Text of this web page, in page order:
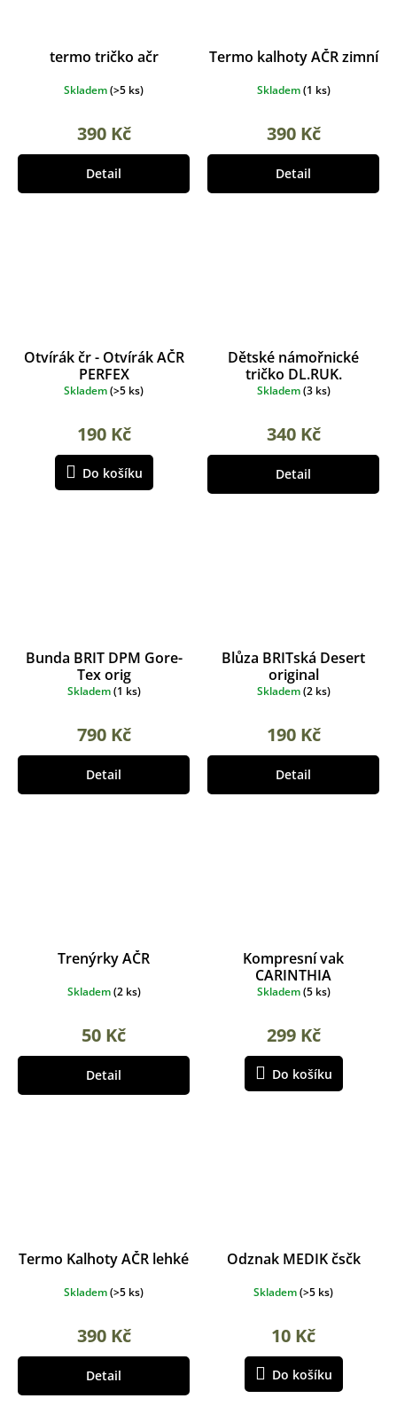
termo tričko ačr
Skladem(>5 ks)
390 Kč
Detail
Termo kalhoty AČR zimní
Skladem(1 ks)
390 Kč
Detail
Otvírák čr - Otvírák AČR
PERFEX
Skladem(>5 ks)
190 Kč
Do košíku
Dětské námořnické
tričko DL.RUK.
Skladem(3 ks)
340 Kč
Detail
Bunda BRIT DPM Gore-
Tex orig
Skladem(1 ks)
790 Kč
Detail
Blůza BRITská Desert
original
Skladem(2 ks)
190 Kč
Detail
Trenýrky AČR
Skladem(2 ks)
50 Kč
Detail
Kompresní vak
CARINTHIA
Skladem(5 ks)
299 Kč
Do košíku
Termo Kalhoty AČR lehké
Skladem(>5 ks)
390 Kč
Detail
Odznak MEDIK čsčk
Skladem(>5 ks)
10 Kč
Do košíku